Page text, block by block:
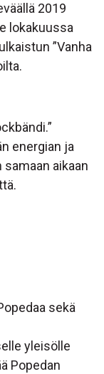
2019
lokakuussa
”Vanha
energian ja
aikaan
sekä
yleisölle
Popedan